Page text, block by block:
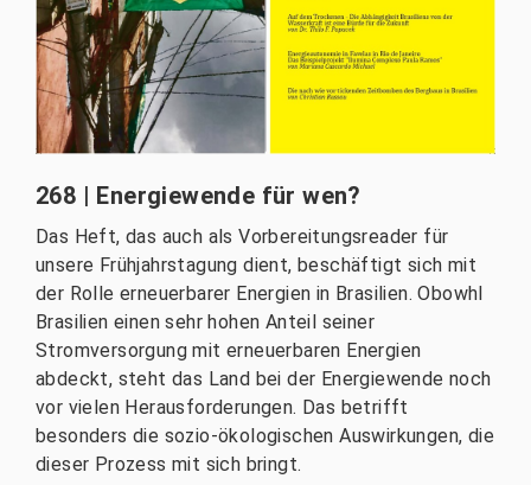
268 | Energiewende für wen?
Das Heft, das auch als Vorbereitungsreader für
unsere Frühjahrstagung dient, beschäftigt sich mit
der Rolle erneuerbarer Energien in Brasilien. Obowhl
Brasilien einen sehr hohen Anteil seiner
Stromversorgung mit erneuerbaren Energien
abdeckt, steht das Land bei der Energiewende noch
vor vielen Herausforderungen. Das betrifft
besonders die sozio-ökologischen Auswirkungen, die
dieser Prozess mit sich bringt.